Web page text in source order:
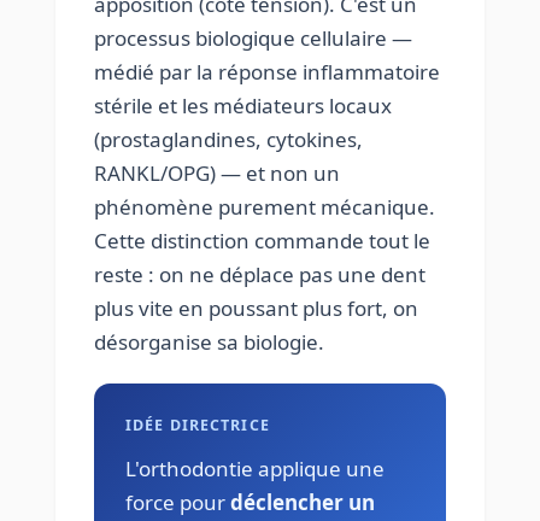
processus biologique cellulaire —
médié par la réponse inflammatoire
stérile et les médiateurs locaux
(prostaglandines, cytokines,
RANKL/OPG) — et non un
phénomène purement mécanique.
Cette distinction commande tout le
reste : on ne déplace pas une dent
plus vite en poussant plus fort, on
désorganise sa biologie.
IDÉE DIRECTRICE
L'orthodontie applique une
force pourdéclencher un